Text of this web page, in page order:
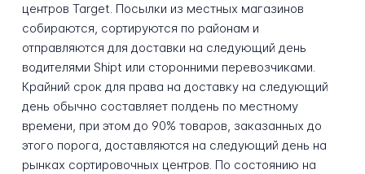
центров Target. Посылки из местных магазинов
собираются, сортируются по районам и
отправляются для доставки на следующий день
водителями Shipt или сторонними перевозчиками.
Крайний срок для права на доставку на следующий
день обычно составляет полдень по местному
времени, при этом до 90% товаров, заказанных до
этого порога, доставляются на следующий день на
рынках сортировочных центров. По состоянию на